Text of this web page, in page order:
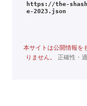
https://the-
e-2023.json
本サイトは公開情報を
りません。
正確性・